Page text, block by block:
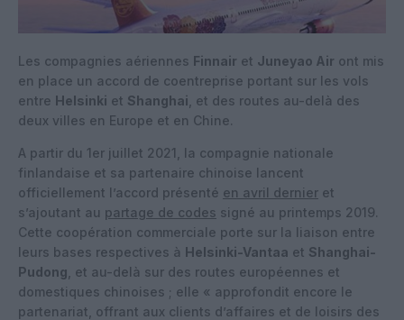
Les compagnies aériennes Finnair et Juneyao Air ont mis
en place un accord de coentreprise portant sur les vols
entre Helsinki et Shanghai , et des routes au-delà des
deux villes en Europe et en Chine.
A partir du 1er juillet 2021, la compagnie nationale
finlandaise et sa partenaire chinoise lancent
officiellement l’accord présenté en avril dernier et
s’ajoutant au partage de codes signé au printemps 2019.
Cette coopération commerciale porte sur la liaison entre
leurs bases respectives à Helsinki-Vantaa et Shanghai-
Pudong , et au-delà sur des routes européennes et
domestiques chinoises ; elle « approfondit encore le
partenariat, offrant aux clients d’affaires et de loisirs des